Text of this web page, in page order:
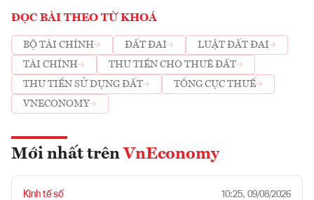
ĐỌC BÀI THEO TỪ KHOÁ
BỘ TÀI CHÍNH ĐẤT ĐAI
LUẬT ĐẤT ĐAI
TÀI CHÍNH
THU TIỀN CHO THUÊ ĐẤT
THU TIỀN SỬ DỤNG ĐẤT
TỔNG CỤC THUẾ
VNECONOMY
Mới nhất trên VnEconomy
Kinh tế số 10:25, 09/08/2026